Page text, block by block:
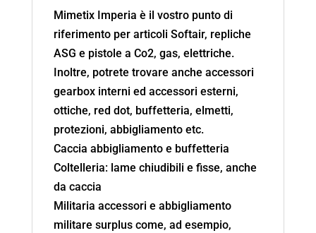
Mimetix Imperia è il vostro punto di
riferimento per articoli Softair, repliche
ASG e pistole a Co2, gas, elettriche.
Inoltre, potrete trovare anche accessori
gearbox interni ed accessori esterni,
ottiche, red dot, buffetteria, elmetti,
protezioni, abbigliamento etc.
Caccia abbigliamento e buffetteria
Coltelleria: lame chiudibili e fisse, anche
da caccia
Militaria accessori e abbigliamento
militare surplus come, ad esempio,